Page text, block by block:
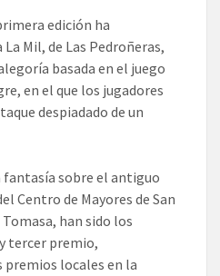
edición ha
Mil, de Las Pedroñeras,
basada en el juego
en el que los jugadores
despiadado de un
fantasía sobre el antiguo
Centro de Mayores de San
han sido los
tercer premio,
locales en la